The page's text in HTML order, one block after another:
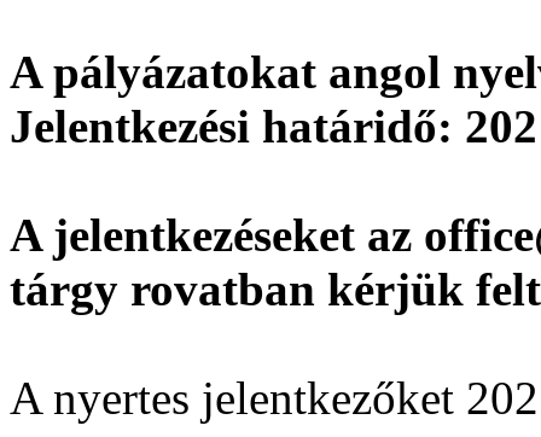
A pályázatokat angol
Jelentkezési határidő:
A jelentkezéseket az
tárgy rovatban kérjük
A nyertes jelentkezőket